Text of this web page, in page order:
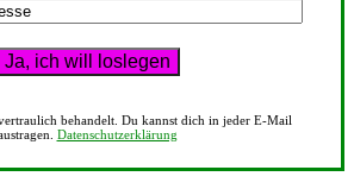
behandelt. Du kannst dich in jeder E-Mail
Datenschutzerklärung